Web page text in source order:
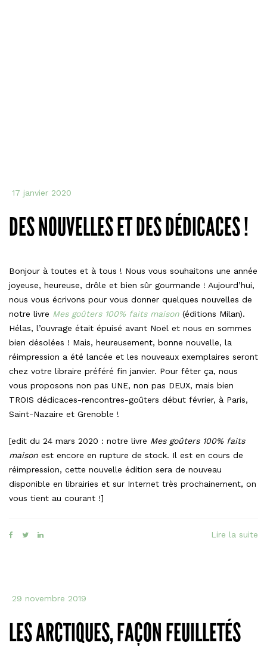
17 janvier 2020
DES NOUVELLES ET DES DÉDICACES !
Bonjour à toutes et à tous ! Nous vous souhaitons une année
joyeuse, heureuse, drôle et bien sûr gourmande ! Aujourd’hui,
nous vous écrivons pour vous donner quelques nouvelles de
notre livre Mes goûters 100% faits maison (éditions Milan).
Hélas, l’ouvrage était épuisé avant Noël et nous en sommes
bien désolées ! Mais, heureusement, bonne nouvelle, la
réimpression a été lancée et les nouveaux exemplaires seront
chez votre libraire préféré fin janvier. Pour fêter ça, nous
vous proposons non pas UNE, non pas DEUX, mais bien
TROIS dédicaces-rencontres-goûters début février, à Paris,
Saint-Nazaire et Grenoble !
[edit du 24 mars 2020 : notre livre Mes goûters 100% faits
maison est encore en rupture de stock. Il est en cours de
réimpression, cette nouvelle édition sera de nouveau
disponible en librairies et sur Internet très prochainement, on
vous tient au courant !]
Lire la suite
29 novembre 2019
LES ARCTIQUES, FAÇON FEUILLETÉS